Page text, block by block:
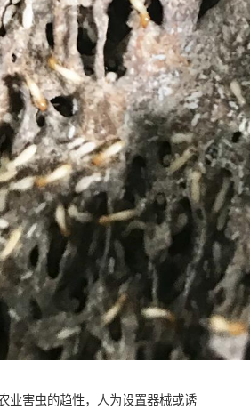
业害虫的趋性，人为设置器械或诱